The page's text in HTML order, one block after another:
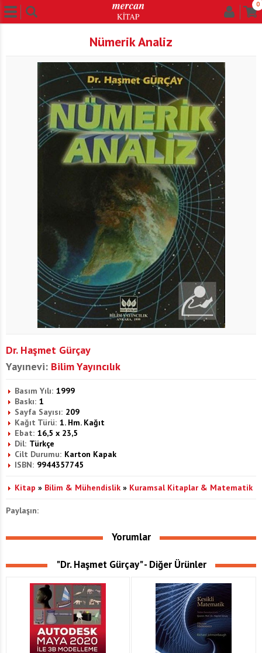
0
Nümerik Analiz
Dr. Haşmet Gürçay
Yayınevi: Bilim Yayıncılık
Basım Yılı: 1999
Baskı: 1
Sayfa Sayısı: 209
Kağıt Türü: 1. Hm. Kağıt
Ebat: 16,5 x 23,5
Dil: Türkçe
Cilt Durumu: Karton Kapak
ISBN: 9944357745
Kitap » Bilim & Mühendislik » Kuramsal Kitaplar & Matematik
Paylaşın:
Yorumlar
"Dr. Haşmet Gürçay" - Diğer Ürünler